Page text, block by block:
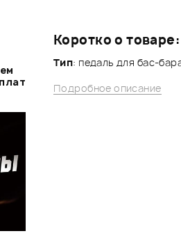
Коротко о товаре:
Тип: педаль для бас-
Подробное описание